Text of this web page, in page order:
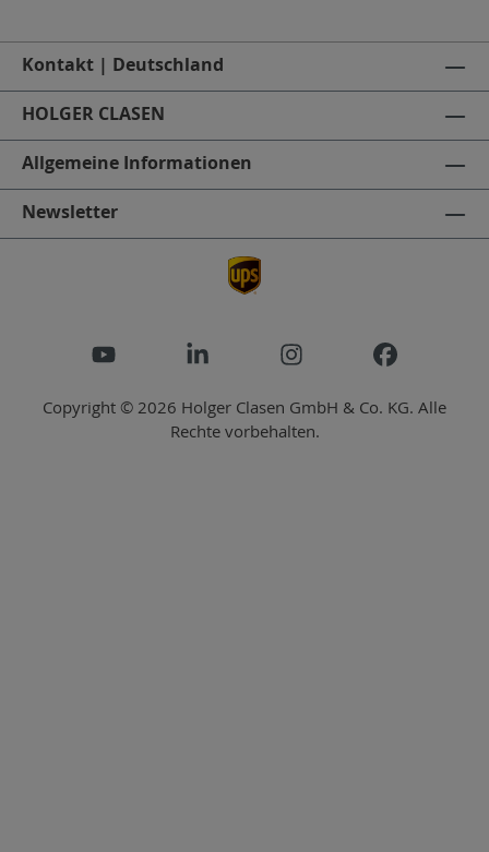
Kontakt | Deutschland
HOLGER CLASEN
Allgemeine Informationen
Newsletter
Copyright © 2026 Holger Clasen GmbH & Co. KG. Alle
Rechte vorbehalten.